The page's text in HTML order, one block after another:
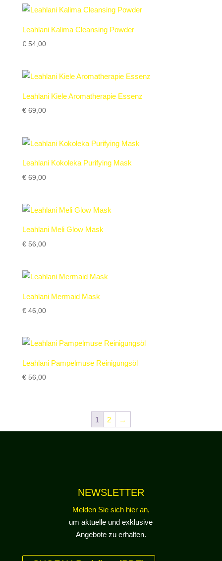
Leahlani Kalima Cleansing Powder
€54,00
Leahlani Kiele Aromatherapie Essenz
€69,00
Leahlani Kokoleka Purifying Mask
€69,00
Leahlani Meli Glow Mask
€56,00
Leahlani Mermaid Mask
€46,00
Leahlani Pampelmuse Reinigungsöl
€56,00
1 2 →
NEWSLETTER
Melden Sie sich hier an,
um aktuelle und exklusive
Angebote zu erhalten.